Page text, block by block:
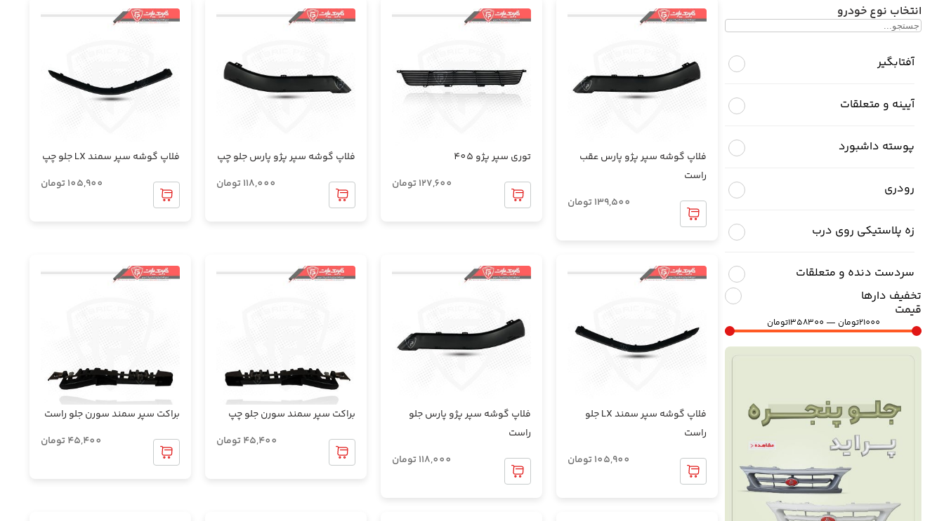
انتخاب نوع خودرو
آفتابگیر
آیینه و متعلقات
پوسته داشبورد
رودری
زه پلاستیکی روی درب
سردست دنده و متعلقات
طاقچه عقب و متعلفات
فوم صندلی
قاب ایربگ داشبورد و فرمان
قاب ستون و رکاب
تخفیف دارها
قیمت
21000تومان —
1358300تومان
فلاپ گوشه سپر پژو پارس عقب
راست
139,500تومان
توری سپر پژو 405
127,600تومان
فلاپ گوشه سپر پژو پارس جلو چپ
118,000تومان
فلاپ گوشه سپر سمند LX جلو چپ
105,900تومان
فلاپ گوشه سپر سمند LX جلو
راست
105,900تومان
فلاپ گوشه سپر پژو پارس جلو
راست
118,000تومان
براکت سپر سمند سورن جلو چپ
45,400تومان
براکت سپر سمند سورن جلو راست
45,400تومان